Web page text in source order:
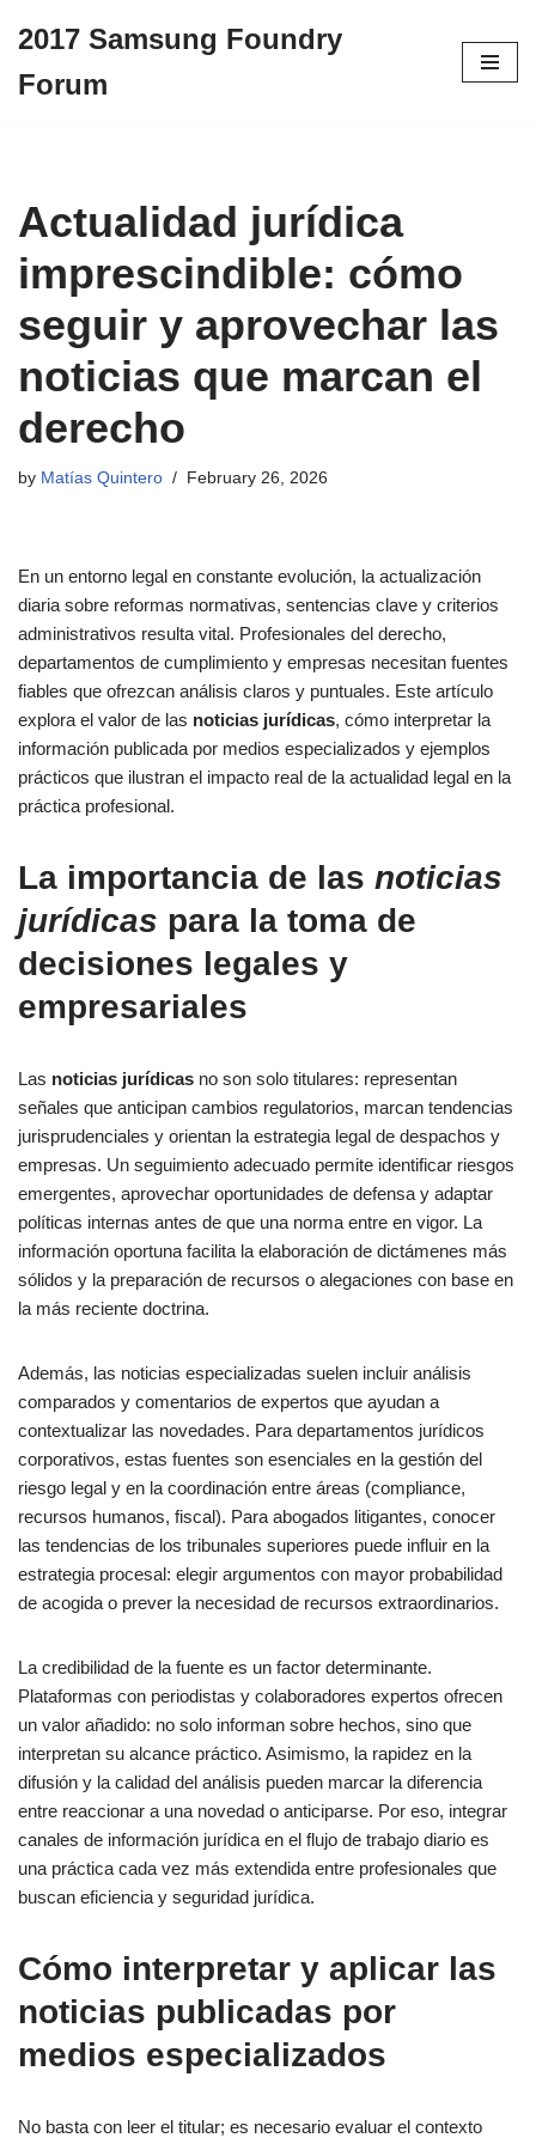
to
2017 Samsung Foundry
Forum
Actualidad jurídica
imprescindible: cómo
seguir y aprovechar las
noticias que marcan el
derecho
by Matías Quintero February 26, 2026
En un entorno legal en constante evolución, la actualización
diaria sobre reformas normativas, sentencias clave y criterios
administrativos resulta vital. Profesionales del derecho,
departamentos de cumplimiento y empresas necesitan fuentes
fiables que ofrezcan análisis claros y puntuales. Este artículo
explora el valor de las noticias jurídicas, cómo interpretar la
información publicada por medios especializados y ejemplos
prácticos que ilustran el impacto real de la actualidad legal en la
práctica profesional.
La importancia de las noticias
jurídicas para la toma de
decisiones legales y
empresariales
Las noticias jurídicas no son solo titulares: representan
señales que anticipan cambios regulatorios, marcan tendencias
jurisprudenciales y orientan la estrategia legal de despachos y
empresas. Un seguimiento adecuado permite identificar riesgos
emergentes, aprovechar oportunidades de defensa y adaptar
políticas internas antes de que una norma entre en vigor. La
información oportuna facilita la elaboración de dictámenes más
sólidos y la preparación de recursos o alegaciones con base en
la más reciente doctrina.
Además, las noticias especializadas suelen incluir análisis
comparados y comentarios de expertos que ayudan a
contextualizar las novedades. Para departamentos jurídicos
corporativos, estas fuentes son esenciales en la gestión del
riesgo legal y en la coordinación entre áreas (compliance,
recursos humanos, fiscal). Para abogados litigantes, conocer
las tendencias de los tribunales superiores puede influir en la
estrategia procesal: elegir argumentos con mayor probabilidad
de acogida o prever la necesidad de recursos extraordinarios.
La credibilidad de la fuente es un factor determinante.
Plataformas con periodistas y colaboradores expertos ofrecen
un valor añadido: no solo informan sobre hechos, sino que
interpretan su alcance práctico. Asimismo, la rapidez en la
difusión y la calidad del análisis pueden marcar la diferencia
entre reaccionar a una novedad o anticiparse. Por eso, integrar
canales de información jurídica en el flujo de trabajo diario es
una práctica cada vez más extendida entre profesionales que
buscan eficiencia y seguridad jurídica.
Cómo interpretar y aplicar las
noticias publicadas por
medios especializados
No basta con leer el titular; es necesario evaluar el contexto